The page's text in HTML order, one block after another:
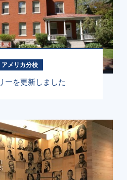
アメリカ分校
ーを更新しました